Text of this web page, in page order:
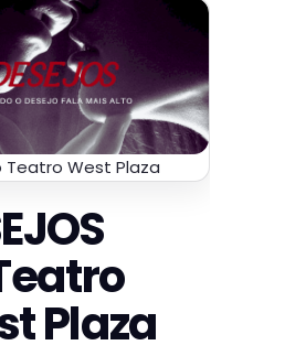
Teatro West Plaza
Plaza